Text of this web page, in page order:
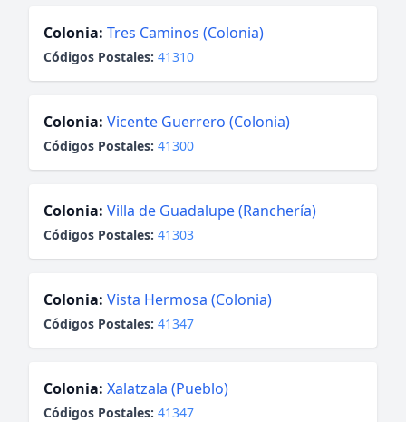
Colonia: Tres Caminos (Colonia)
Códigos Postales: 41310
Colonia: Vicente Guerrero (Colonia)
Códigos Postales: 41300
Colonia: Villa de Guadalupe (Ranchería)
Códigos Postales: 41303
Colonia: Vista Hermosa (Colonia)
Códigos Postales: 41347
Colonia: Xalatzala (Pueblo)
Códigos Postales: 41347